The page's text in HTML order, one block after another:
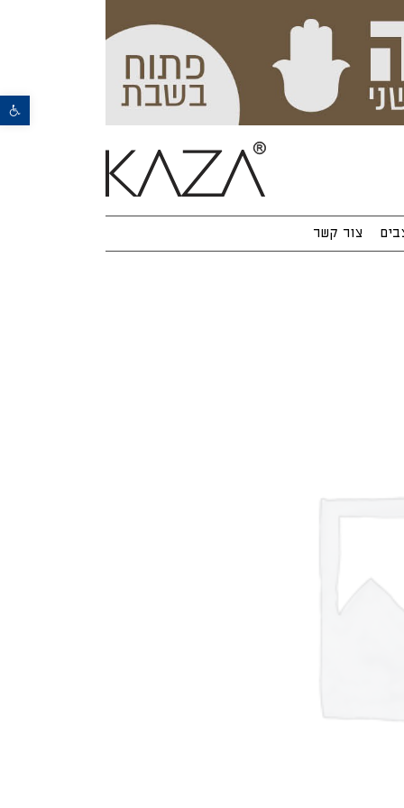
פתח סרגל נגישות
צור קשר